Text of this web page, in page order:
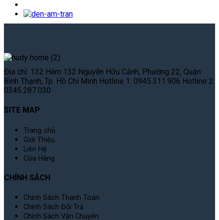
Địa chỉ: 132 Hẻm 132 Nguyễn Hữu Cảnh, Phường 22, Quận
Bình Thạnh, Tp. Hồ Chí Minh Hotline 1: 0945.311.906 Hotline 2:
0345.287.030
SITE MAP
Trang chủ
Giới Thiệu
Liên Hệ
Cửa Hàng
CHÍNH SÁCH
Chính Sách Thanh Toán
Chính Sách Đổi Trả
Chính Sách Vận Chuyển